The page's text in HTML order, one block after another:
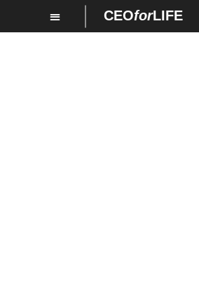
CEOforLIFE